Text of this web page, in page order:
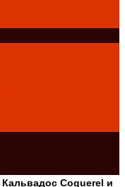
Кальвадос Coquerel и